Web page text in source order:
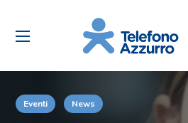
Eventi News